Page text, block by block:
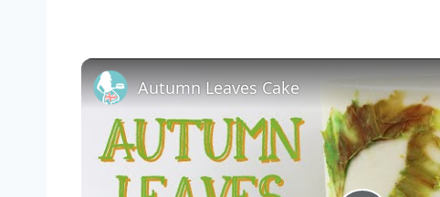
Autumn Leaves Cake